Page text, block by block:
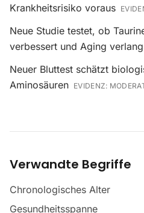
Krankheitsrisiko voraus
Neue Studie testet, ob
verbessert und Aging
Neuer Bluttest schätzt
Aminosäuren EVIDENZ:
Verwandte Begriffe
Chronologisches Alter
Gesundheitsspanne